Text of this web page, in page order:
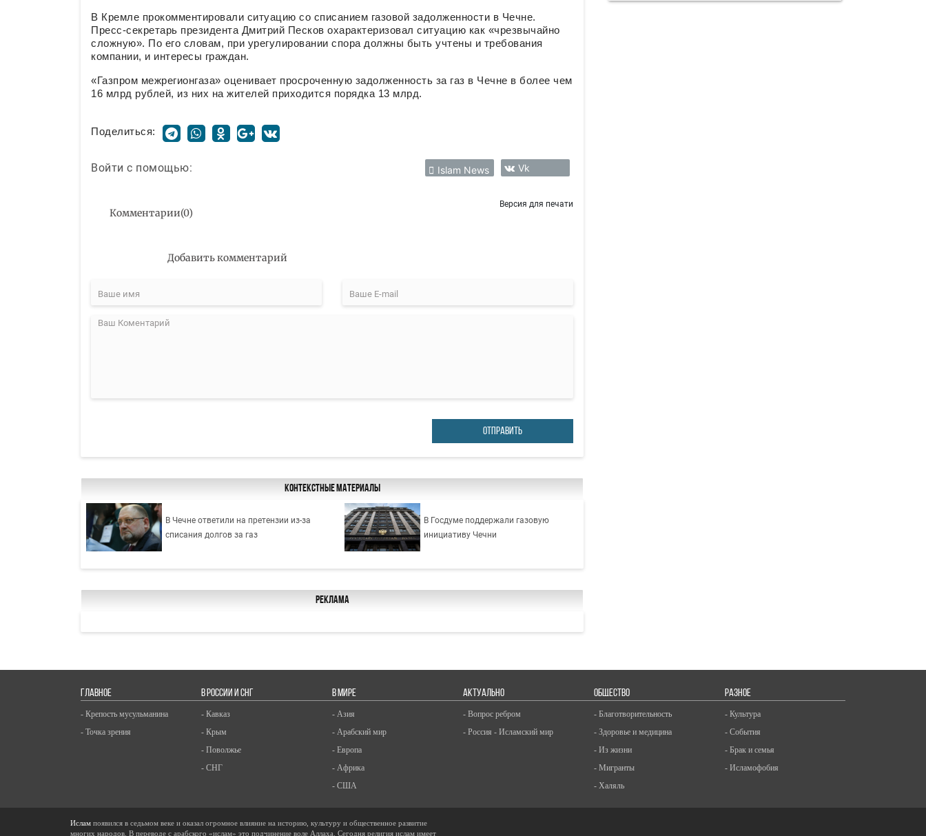
В Кремле прокомментировали ситуацию со списанием газовой задолженности в Чечне.
Пресс-секретарь президента Дмитрий Песков охарактеризовал ситуацию как «чрезвычайно
сложную». По его словам, при урегулировании спора должны быть учтены и требования
компании, и интересы граждан.
«Газпром межрегионгаза» оценивает просроченную задолженность за газ в Чечне в более чем
16 млрд рублей, из них на жителей приходится порядка 13 млрд.
Поделиться:
Войти с помощью: Islam News Vk
Комментарии(0)
Версия для печати
Добавить комментарий
ОТПРАВИТЬ
Контекстные материалы
В Чечне ответили на претензии из-за
списания долгов за газ
В Госдуме поддержали газовую
инициативу Чечни
Реклама
ГЛАВНОЕ
- Крепость мусульманина
- Точка зрения
В РОССИИ И СНГ
- Кавказ
- Крым
- Поволжье
- СНГ
В МИРЕ
- Азия
- Арабский мир
- Европа
- Африка
- США
АКТУАЛЬНО
- Вопрос ребром
- Россия - Исламский мир
ОБЩЕСТВО
- Благотворительность
- Здоровье и медицина
- Из жизни
- Мигранты
- Халяль
РАЗНОЕ
- Культура
- События
- Брак и семья
- Исламофобия
Ислам появился в седьмом веке и оказал огромное влияние на историю, культуру и общественное развитие
многих народов. В переводе с арабского «ислам» это подчинение воле Аллаха. Сегодня религия ислам имеет